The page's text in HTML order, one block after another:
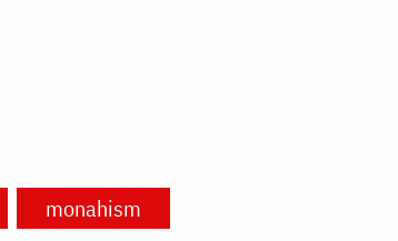
monahism